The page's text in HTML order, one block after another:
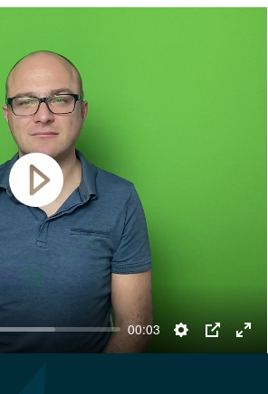
00:03
Settings
PIP
Play